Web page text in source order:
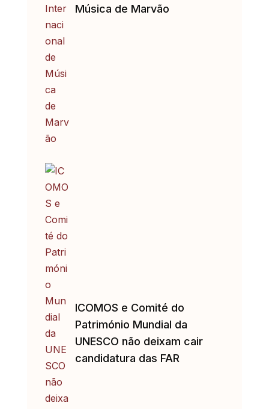
Música de Marvão
ICOMOS e Comité do
Património Mundial da
UNESCO não deixam cair
candidatura das FAR